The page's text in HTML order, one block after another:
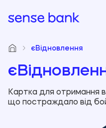
єВідновлення
Картка для отримання
що постраждало від